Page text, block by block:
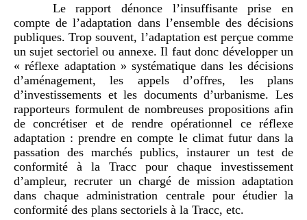
Le rapport dénonce l’insuffisante prise en
compte de l’adaptation dans l’ensemble des décisions
publiques. Trop souvent, l’adaptation est perçue comme
un sujet sectoriel ou annexe. Il faut donc développer un
« réflexe adaptation » systématique dans les décisions
d’aménagement, les appels d’offres, les plans
d’investissements et les documents d’urbanisme. Les
rapporteurs formulent de nombreuses propositions afin
de concrétiser et de rendre opérationnel ce réflexe
adaptation : prendre en compte le climat futur dans la
passation des marchés publics, instaurer un test de
conformité à la Tracc pour chaque investissement
d’ampleur, recruter un chargé de mission adaptation
dans chaque administration centrale pour étudier la
conformité des plans sectoriels à la Tracc, etc.